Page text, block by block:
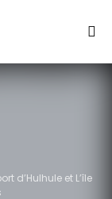
d’Hulhule et L’île